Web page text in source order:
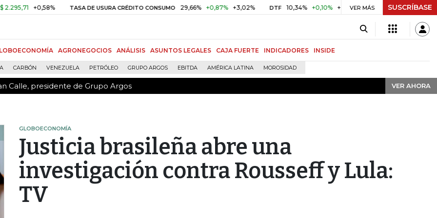
+0,58% TASA DE USURA CRÉDITO CONSUMO 29,66% +0,87% +3,02% DTF 10,34% +0,10% +0,98% UVR $ 416,86 +$ 0,05
VER MÁS SUSCRÍBASE
AGRONEGOCIOS ANÁLISIS ASUNTOS LEGALES CAJA FUERTE INDICADORES INSIDE
CARBÓN VENEZUELA PETRÓLEO GRUPO ARGOS EBITDA AMÉRICA LATINA MOROSIDAD
Calle, presidente de Grupo Argos VER AHORA
Calle, presidente de Grupo Argos VER AHORA
GLOBOECONOMÍA
Justicia brasileña abre una
investigación contra Rousseff y Lula:
TV